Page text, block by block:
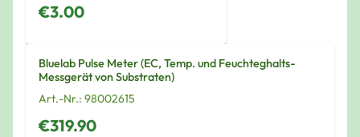
€3.00
Bluelab Pulse Meter (EC, Temp. und Feuchteghalts-
Messgerät von Substraten)
Art.-Nr.: 98002615
€319.90